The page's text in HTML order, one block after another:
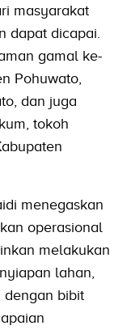
masyarakat
dapat dicapai.
gamal ke-
Pohuwato,
dan juga
tokoh
menegaskan
operasional
melakukan
lahan,
dengan bibit